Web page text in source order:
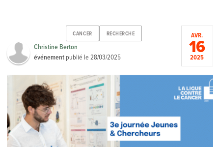
CANCER RECHERCHE
Christine Berton
événement publié le28/03/2025
AVR.
16
2025